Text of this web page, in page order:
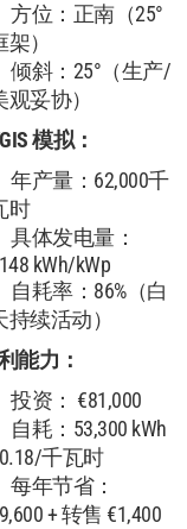
方位：正南（25°
架）
倾斜：25°（生产/
观妥协）
模拟：
年产量：62,000千
时
具体发电量：
kWh/kWp
自耗率：86%（白
持续活动）
能力：
投资： €81,000
自耗：53,300 kWh
千瓦时
每年节省：
+ 转售 €1,400